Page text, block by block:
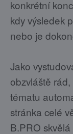
konkrétní
kdy výsledek
nebo je
Jako
obzvláště
tématu
stránka celé
B.PRO